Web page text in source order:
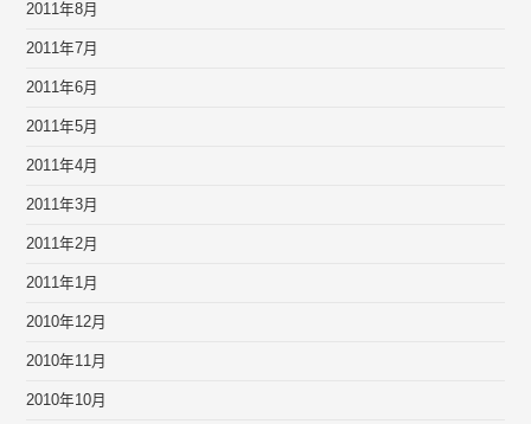
2011年8月
2011年7月
2011年6月
2011年5月
2011年4月
2011年3月
2011年2月
2011年1月
2010年12月
2010年11月
2010年10月